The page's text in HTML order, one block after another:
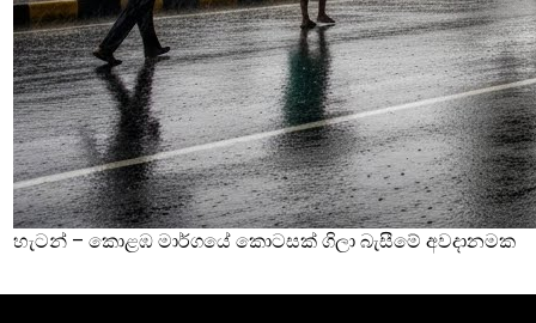
හැටන් – කොළඹ මාර්ගයේ කොටසක් ගිලා බැසීමේ අවදානමක